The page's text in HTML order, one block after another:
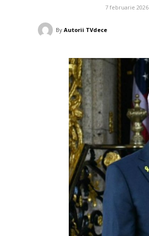
7 februarie 2026
By Autorii TVdece